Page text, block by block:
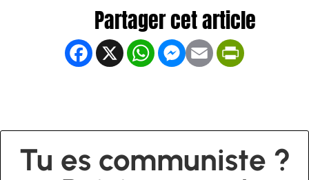
Facebook
X WhatsApp
Messenger
Email
Tu es communiste ?